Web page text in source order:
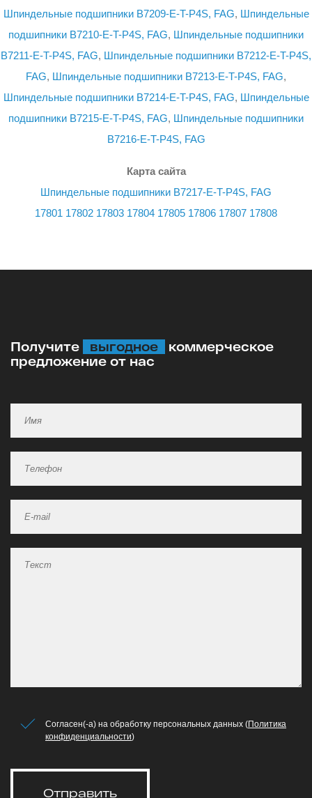
Шпиндельные подшипники B7209-E-T-P4S, FAG, Шпиндельные
подшипники B7210-E-T-P4S, FAG, Шпиндельные подшипники
B7211-E-T-P4S, FAG, Шпиндельные подшипники B7212-E-T-P4S,
FAG, Шпиндельные подшипники B7213-E-T-P4S, FAG,
Шпиндельные подшипники B7214-E-T-P4S, FAG, Шпиндельные
подшипники B7215-E-T-P4S, FAG, Шпиндельные подшипники
B7216-E-T-P4S, FAG
Карта сайта
Шпиндельные подшипники B7217-E-T-P4S, FAG
17801 17802 17803 17804 17805 17806 17807 17808
Получите выгодное
коммерческое
предложение от нас
Согласен(-а) на обработку персональных данных (Политика
конфиденциальности)
Отправить